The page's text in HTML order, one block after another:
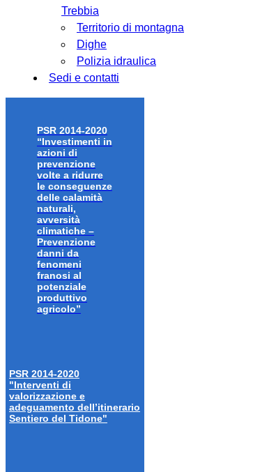
Trebbia
Territorio di montagna
Dighe
Polizia idraulica
Sedi e contatti
PSR 2014-2020
“Investimenti in
azioni di
prevenzione
volte a ridurre
le conseguenze
delle calamità
naturali,
avversità
climatiche –
Prevenzione
danni da
fenomeni
franosi al
potenziale
produttivo
agricolo”
PSR 2014-2020
"Interventi di
valorizzazione e
adeguamento dell’itinerario
Sentiero del Tidone"